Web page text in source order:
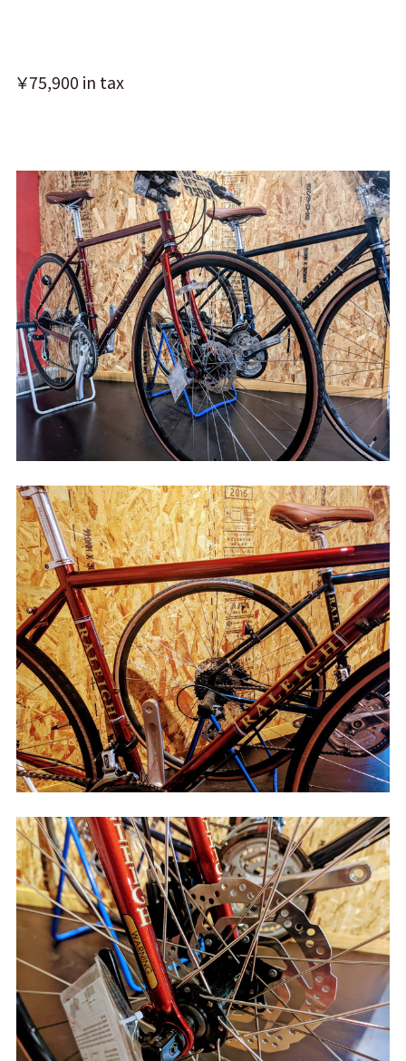
￥75,900 in tax